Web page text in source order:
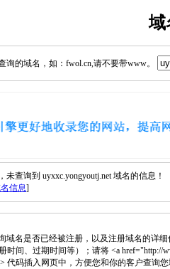
域
询的域名，如：fwol.cn,请不要带www。
未查询到 uyxxc.yongyoutj.net 域名的信息！
信息]
域名是否已经被注册，以及注册域名的详
时间、过期时间等）；请将 <a href="http://
代码插入网页中，方便您和你的客户查询